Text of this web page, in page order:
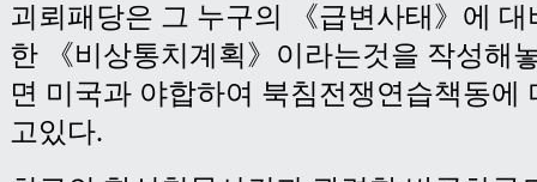
괴뢰패당은 그 누구의 《급변사태》에
한 《비상통치계획》이라는것을 작성해
면 미국과 야합하여 북침전쟁연습책동에
고있다.